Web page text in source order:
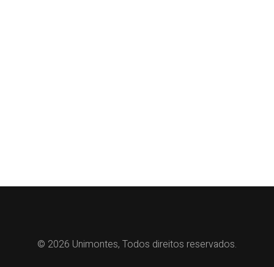
© 2026 Unimontes, Todos direitos reservados.